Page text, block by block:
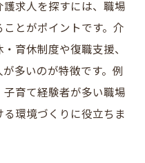
求人を探すには、職場
とがポイントです。介
育休制度や復職支援、
多いのが特徴です。例
育て経験者が多い職場
環境づくりに役立ちま